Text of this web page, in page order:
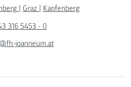
Graz
Kapfenberg
316 5453 - 0
joanneum.at